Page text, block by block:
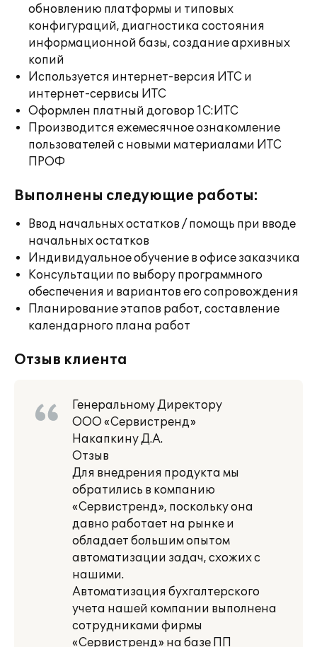
обновлению платформы и типовых
конфигураций, диагностика состояния
информационной базы, создание архивных
копий
Используется интернет-версия ИТС и
интернет-сервисы ИТС
Оформлен платный договор 1С:ИТС
Производится ежемесячное ознакомление
пользователей с новыми материалами ИТС
ПРОФ
Выполнены следующие работы:
Ввод начальных остатков / помощь при вводе
начальных остатков
Индивидуальное обучение в офисе заказчика
Консультации по выбору программного
обеспечения и вариантов его сопровождения
Планирование этапов работ, составление
календарного плана работ
Отзыв клиента
Генеральному Директору
ООО «Сервистренд»
Накапкину Д.А.
Отзыв
Для внедрения продукта мы
обратились в компанию
«Сервистренд», поскольку она
давно работает на рынке и
обладает большим опытом
автоматизации задач, схожих с
нашими.
Автоматизация бухгалтерского
учета нашей компании выполнена
сотрудниками фирмы
«Сервистренд» на базе ПП